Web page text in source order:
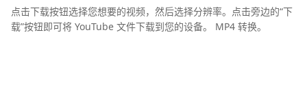
点击下载按钮选择您想要的视频，然后选择分辨率。点击旁边的“下
载”按钮即可将 YouTube 文件下载到您的设备。 MP4 转换。